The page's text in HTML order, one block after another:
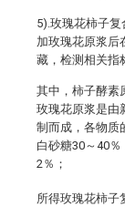
5).玫瑰花柿子
加玫瑰花原浆后
藏，检测相关指
其中，柿子酵素
玫瑰花原浆是由
制而成，各物质
白砂糖30～40
2％；
所得玫瑰花柿子